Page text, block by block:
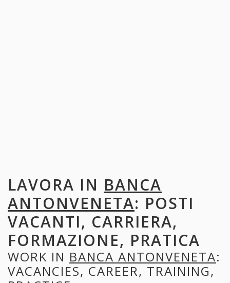
LAVORA IN BANCA
ANTONVENETA: POSTI
VACANTI, CARRIERA,
FORMAZIONE, PRATICA
WORK IN BANCA ANTONVENETA:
VACANCIES, CAREER, TRAINING,